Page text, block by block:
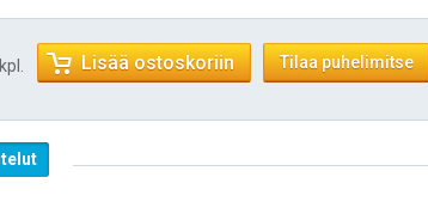
kpl. Lisää ostoskoriin Tilaa puhelimitse